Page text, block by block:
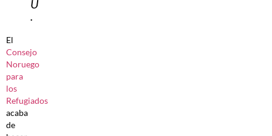
U
.
El
Consejo
Noruego
para
los
Refugiados
acaba
de